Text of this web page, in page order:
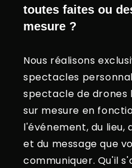
toutes faites ou
mesure ?
Nous réalisons
spectacles
spectacle de drones
sur mesure en
l'événement, du lieu,
et du message que
communiquer. Qu'il